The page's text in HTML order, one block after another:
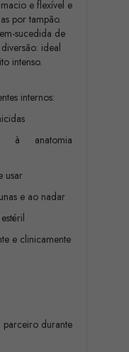
e flexível e
por tampão.
sucedida de
ideal
intenso.
internos:
à anatomia
usar
e ao nadar
e clinicamente
durante